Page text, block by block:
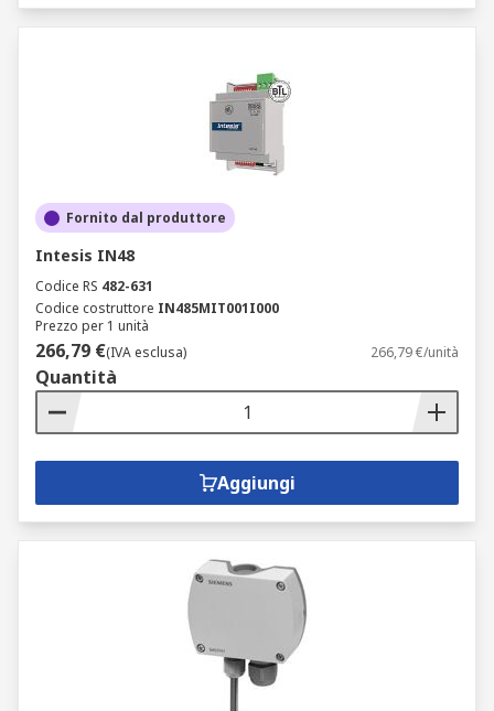
Fornito dal produttore
Intesis IN48
Codice RS 482-631
Codice costruttore IN485MIT001I000
Prezzo per 1 unità
266,79 €(IVA esclusa) 266,79 €/unità
Quantità
Aggiungi